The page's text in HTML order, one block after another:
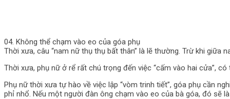
04. Không thể chạm vào eo của góa phụ
Thời xưa, câu “nam nữ thụ thụ bất thân” là lẽ thường. Trừ khi
Thời xưa, phụ nữ ở rể rất chú trọng đến việc “cấm vào hai cửa”,
Phụ nữ thời xưa tự hào về việc lập “vòm trinh tiết”, góa phụ cần
phỉ nhổ. Nếu một người đàn ông chạm vào eo của bà góa, đó sẽ